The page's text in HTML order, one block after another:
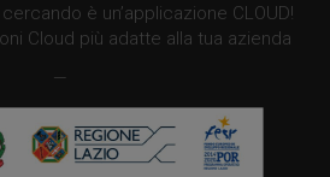
è un’applicazione CLOUD!
Cloud più adatte alla tua azienda
—